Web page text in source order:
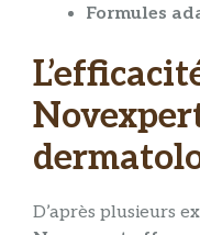
Formules
D’après plusieurs